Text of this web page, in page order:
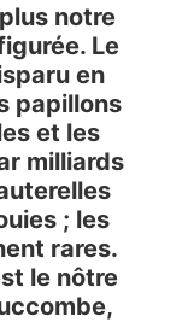
notre
Le
en
papillons
et les
milliards
; les
rares.
le nôtre